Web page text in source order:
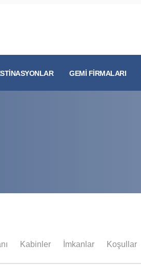
GEMI FIRMALARI
Kabinler İmkanlar Koşullar